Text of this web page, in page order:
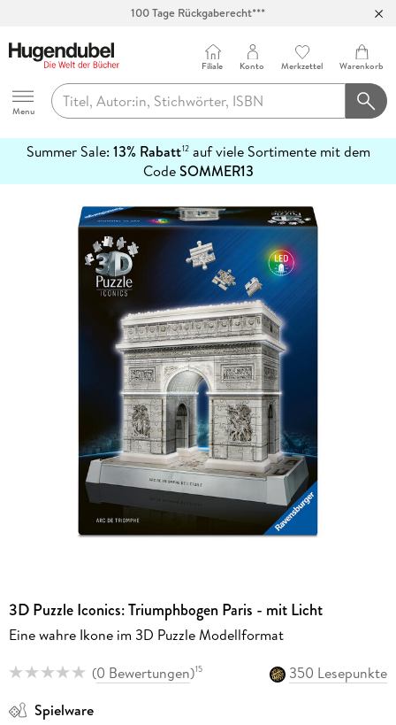
100 Tage Rückgaberecht***
Hugendubel
Menu
Filiale Konto Merkzettel Warenkorb
Summer Sale: 13% Rabatt12auf viele Sortimente mit dem
CodeSOMMER13
erfahren
3D Puzzle Iconics: Triumphbogen Paris - mit Licht
Eine wahre Ikone im 3D Puzzle Modellformat
(0 Bewertungen)15
350 Lesepunkte
Spielware